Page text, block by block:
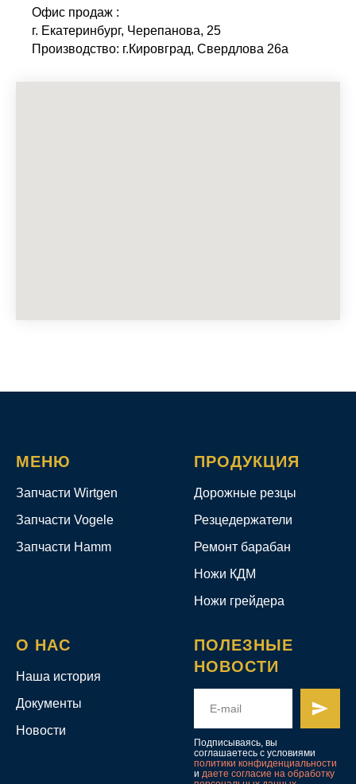
Офис продаж :
г. Екатеринбург, Черепанова, 25
Производство: г.Кировград, Свердлова 26а
МЕНЮ
Запчасти Wirtgen
Запчасти Vogele
Запчасти Hamm
ПРОДУКЦИЯ
Дорожные резцы
Резцедержатели
Ремонт барабан
Ножи КДМ
Ножи грейдера
О НАС
Наша история
Документы
Новости
ПОЛЕЗНЫЕ
НОВОСТИ
Подписываясь, вы
соглашаетесь с условиями
политики конфиденциальности
и даете согласие на обработку